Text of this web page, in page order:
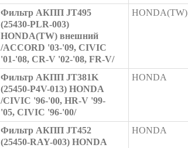
Фильтр АКПП JT495
(25430-PLR-003)
HONDA(TW) внешний
/ACCORD '03-'09, CIVIC
'01-'08, CR-V '02-'08, FR-V/
HONDA(TW)
Фильтр АКПП JT381K
(25450-P4V-013) HONDA
/CIVIC '96-'00, HR-V '99-
'05, CIVIC '96-'00/
HONDA
Фильтр АКПП JT452
(25450-RAY-003) HONDA
HONDA